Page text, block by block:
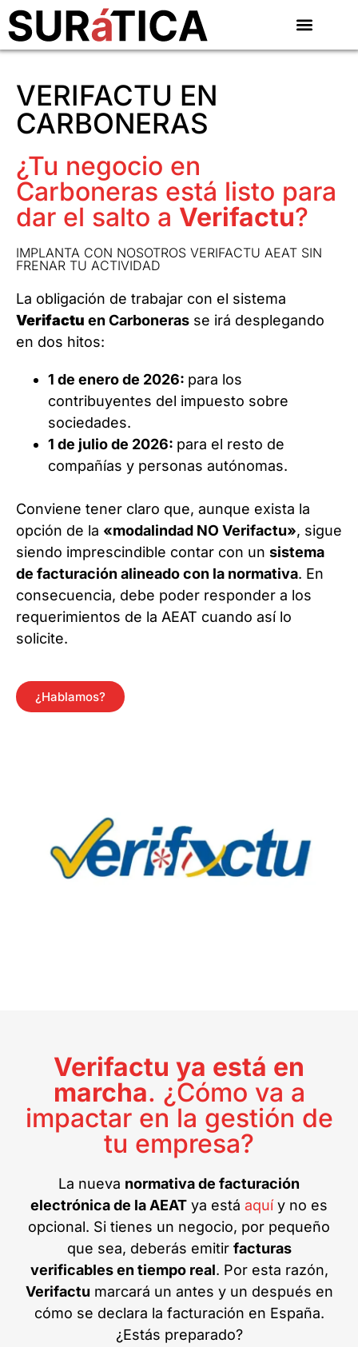
VERIFACTU EN
CARBONERAS
¿Tu negocio en
Carboneras está listo para
dar el salto a Verifactu?
IMPLANTA CON NOSOTROS VERIFACTU AEAT SIN
FRENAR TU ACTIVIDAD
La obligación de trabajar con el sistema
Verifactu en Carboneras se irá desplegando
en dos hitos:
1 de enero de 2026: para los
contribuyentes del impuesto sobre
sociedades.
1 de julio de 2026: para el resto de
compañías y personas autónomas.
Conviene tener claro que, aunque exista la
opción de la «modalindad NO Verifactu», sigue
siendo imprescindible contar con un sistema
de facturación alineado con la normativa. En
consecuencia, debe poder responder a los
requerimientos de la AEAT cuando así lo
solicite.
¿Hablamos?
Verifactu ya está en
marcha. ¿Cómo va a
impactar en la gestión de
tu empresa?
La nueva normativa de facturación
electrónica de la AEAT ya está aquíy no es
opcional. Si tienes un negocio, por pequeño
que sea, deberás emitir facturas
verificables en tiempo real. Por esta razón,
Verifactu marcará un antes y un después en
cómo se declara la facturación en España.
¿Estás preparado?